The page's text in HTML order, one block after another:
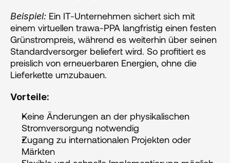
Beispiel: Ein IT-Unternehmen sichert sich mit
einem virtuellen trawa-PPA langfristig einen festen
Grünstrompreis, während es weiterhin über seinen
Standardversorger beliefert wird. So profitiert es
preislich von erneuerbaren Energien, ohne die
Lieferkette umzubauen.
Vorteile:
Keine Änderungen an der physikalischen
Stromversorgung notwendig
Zugang zu internationalen Projekten oder
Märkten